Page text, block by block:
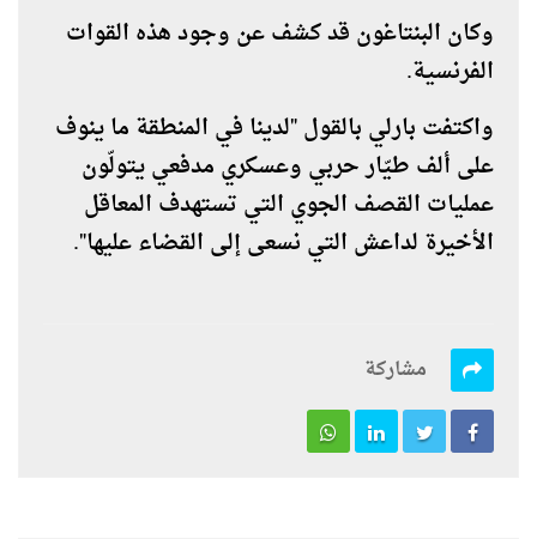
وكان البنتاغون قد كشف عن وجود هذه القوات
الفرنسية.
واكتفت بارلي بالقول "لدينا في المنطقة ما ينوف
على ألف طيّار حربي وعسكري مدفعي يتولّون
عمليات القصف الجوي التي تستهدف المعاقل
الأخيرة لداعش التي نسعى إلى القضاء عليها".
مشاركة